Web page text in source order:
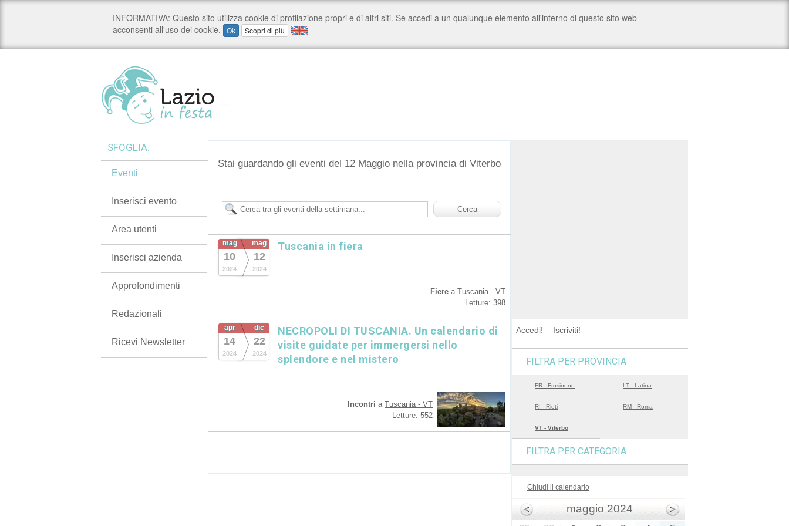
Stai guardando gli eventi del 12 Maggio nella provincia di Viterbo
mag
10
2024
mag
12
2024
Tuscania in fiera
Fiere a Tuscania - VT
Letture: 398
apr
14
2024
dic
22
2024
NECROPOLI DI TUSCANIA. Un calendario di
visite guidate per immergersi nello
splendore e nel mistero
Incontri a Tuscania - VT
Letture: 552
SFOGLIA:
Eventi
Inserisci evento
Area utenti
Inserisci azienda
Approfondimenti
Redazionali
Ricevi Newsletter
Accedi! Iscriviti!
FILTRA PER PROVINCIA
FR - Frosinone LT - Latina
RI - Rieti RM - Roma
VT - Viterbo
FILTRA PER CATEGORIA
Chiudi il calendario
maggio 2024